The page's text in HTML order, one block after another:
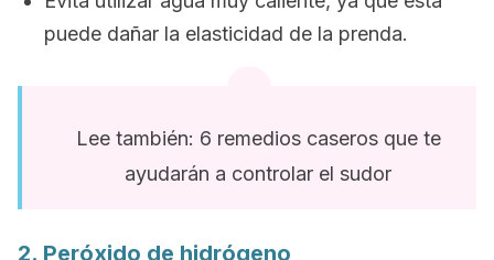
puede dañar la elasticidad de la prenda.
Lee también: 6 remedios caseros que te
ayudarán a controlar el sudor
2. Peróxido de hidrógeno